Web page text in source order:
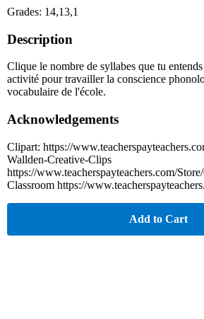
Grades: 14,13,1
Description
Clique le nombre de syllabes que tu
activité pour travailler la conscience
vocabulaire de l'école.
Acknowledgements
Clipart: https://
Wallden-Creative-Clips
https://www.teacherspayteachers.com/
Classroom https://
Add to Cart